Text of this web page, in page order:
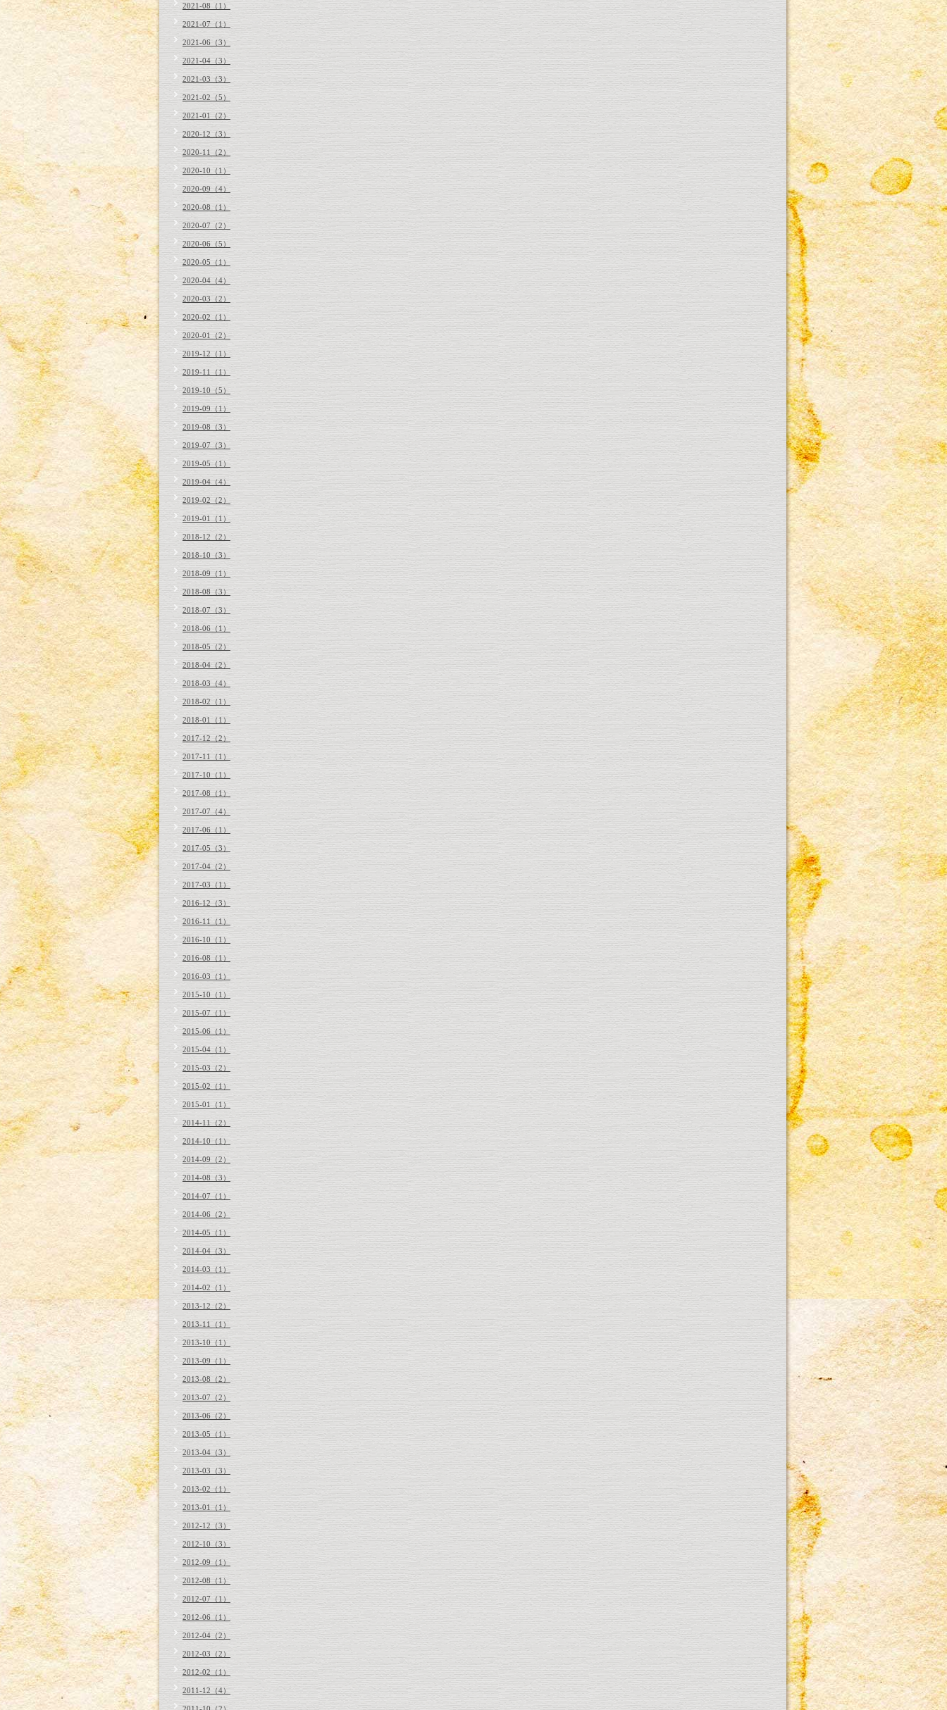
2021-08（1）
2021-07（1）
2021-06（3）
2021-04（3）
2021-03（3）
2021-02（5）
2021-01（2）
2020-12（3）
2020-11（2）
2020-10（1）
2020-09（4）
2020-08（1）
2020-07（2）
2020-06（5）
2020-05（1）
2020-04（4）
2020-03（2）
2020-02（1）
2020-01（2）
2019-12（1）
2019-11（1）
2019-10（5）
2019-09（1）
2019-08（3）
2019-07（3）
2019-05（1）
2019-04（4）
2019-02（2）
2019-01（1）
2018-12（2）
2018-10（3）
2018-09（1）
2018-08（3）
2018-07（3）
2018-06（1）
2018-05（2）
2018-04（2）
2018-03（4）
2018-02（1）
2018-01（1）
2017-12（2）
2017-11（1）
2017-10（1）
2017-08（1）
2017-07（4）
2017-06（1）
2017-05（3）
2017-04（2）
2017-03（1）
2016-12（3）
2016-11（1）
2016-10（1）
2016-08（1）
2016-03（1）
2015-10（1）
2015-07（1）
2015-06（1）
2015-04（1）
2015-03（2）
2015-02（1）
2015-01（1）
2014-11（2）
2014-10（1）
2014-09（2）
2014-08（3）
2014-07（1）
2014-06（2）
2014-05（1）
2014-04（3）
2014-03（1）
2014-02（1）
2013-12（2）
2013-11（1）
2013-10（1）
2013-09（1）
2013-08（2）
2013-07（2）
2013-06（2）
2013-05（1）
2013-04（3）
2013-03（3）
2013-02（1）
2013-01（1）
2012-12（3）
2012-10（3）
2012-09（1）
2012-08（1）
2012-07（1）
2012-06（1）
2012-04（2）
2012-03（2）
2012-02（1）
2011-12（4）